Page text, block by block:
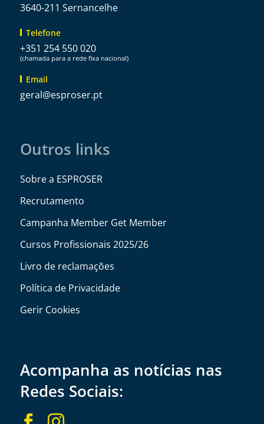
3640-211 Sernancelhe
Telefone
+351 254 550 020
(chamada para a rede fixa nacional)
Email
tp.resorpse
@lareg
Outros links
Sobre a ESPROSER
Recrutamento
Campanha Member Get Member
Cursos Profissionais 2025/26
Livro de reclamações
Política de Privacidade
Gerir Cookies
Acompanha as notícias nas
Redes Sociais: